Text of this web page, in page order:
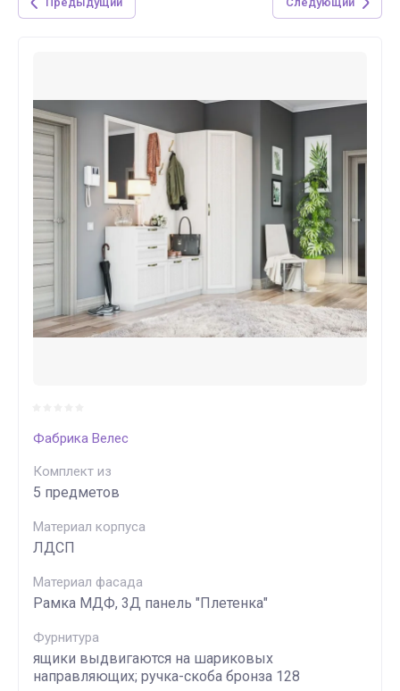
Фабрика Велес
Комплект из
5 предметов
Материал корпуса
ЛДСП
Материал фасада
Рамка МДФ, 3Д панель "Плетенка"
Фурнитура
ящики выдвигаются на шариковых
направляющих; ручка-скоба бронза 128